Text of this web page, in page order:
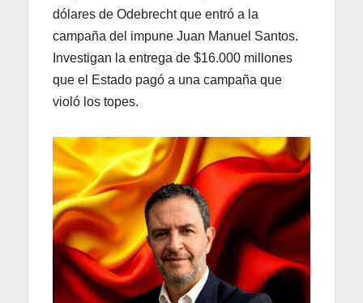
dólares de Odebrecht que entró a la
campaña del impune Juan Manuel Santos.
Investigan la entrega de $16.000 millones
que el Estado pagó a una campaña que
violó los topes.